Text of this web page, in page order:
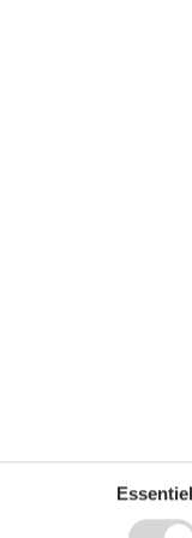
Entf. zum Wasser/
Entfernung Einkauf
Entfernung Flughafen